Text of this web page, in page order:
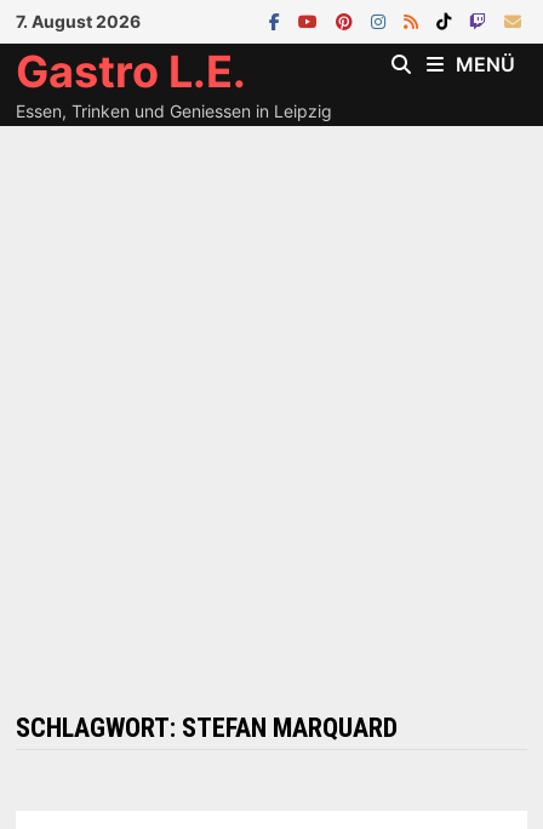
Zum
Inhalt
springen
7. August 2026
Gastro L.E.
Essen, Trinken und Geniessen in Leipzig
MENÜ
SCHLAGWORT: STEFAN MARQUARD